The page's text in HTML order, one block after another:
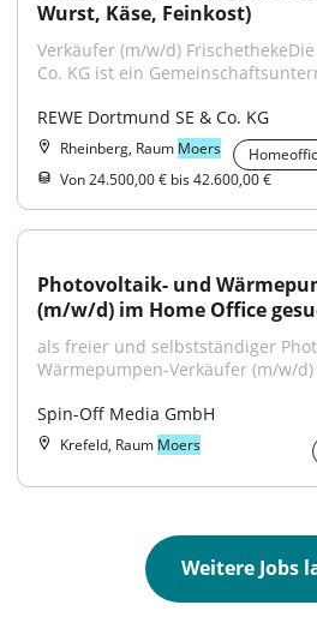
Wurst, Käse, Feinkost)
Verkäufer (m/w/d) FrischethekeDie
Co. KG ist ein
REWE Dortmund SE & Co. KG
Rheinberg, Raum Moers
Von 24.500,00 € bis 42.600,00 €
Photovoltaik- und
(m/w/d) im Home Office
als freier und selbstständiger
Wärmepumpen-Verkäufer (m/w/d)
Spin-Off Media GmbH
Krefeld, Raum Moers
Weitere Jobs